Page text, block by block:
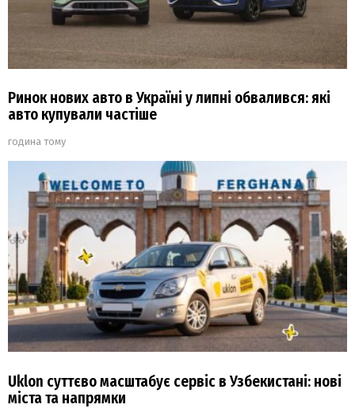
Ринок нових авто в Україні у липні обвалився: які
авто купували частіше
година тому
Uklon суттєво масштабує сервіс в Узбекистані: нові
міста та напрямки